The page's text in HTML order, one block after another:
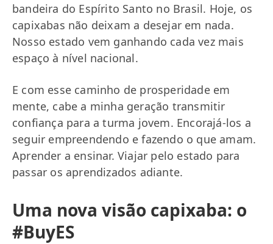
bandeira do Espírito Santo no Brasil. Hoje, os
capixabas não deixam a desejar em nada.
Nosso estado vem ganhando cada vez mais
espaço à nível nacional.
E com esse caminho de prosperidade em
mente, cabe a minha geração transmitir
confiança para a turma jovem. Encorajá-los a
seguir empreendendo e fazendo o que amam.
Aprender a ensinar. Viajar pelo estado para
passar os aprendizados adiante.
Uma nova visão capixaba: o
#BuyES